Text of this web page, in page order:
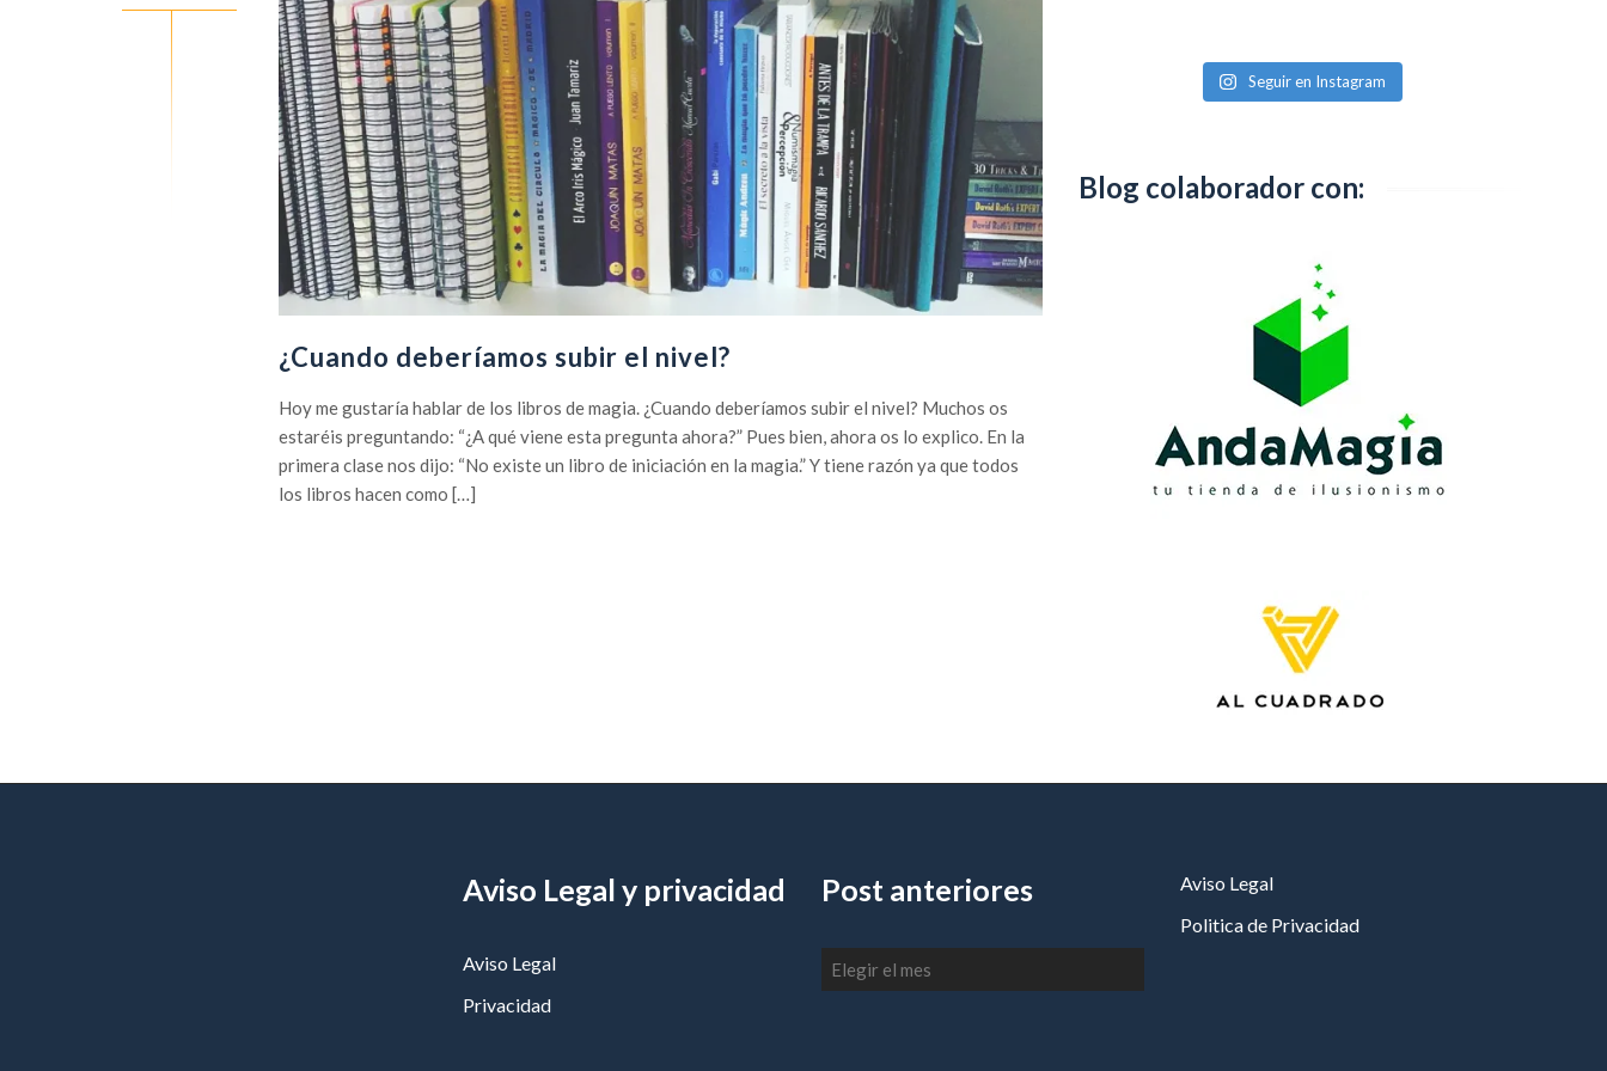
¿Cuando deberíamos subir el nivel?
Hoy me gustaría hablar de los libros de magia. ¿Cuando deberíamos subir el nivel? Muchos os
estaréis preguntando: “¿A qué viene esta pregunta ahora?” Pues bien, ahora os lo explico. En la
primera clase nos dijo: “No existe un libro de iniciación en la magia.” Y tiene razón ya que todos
los libros hacen como […]
Seguir en Instagram
Blog colaborador con:
Aviso Legal y privacidad
Aviso Legal
Privacidad
Post anteriores
Post
anteriores
Aviso Legal
Politica de Privacidad